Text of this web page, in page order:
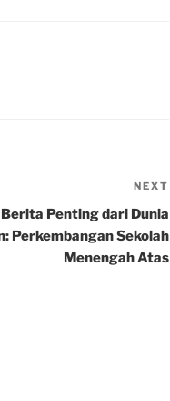
NEXT
Berita Penting dari Dunia
Perkembangan Sekolah
Menengah Atas